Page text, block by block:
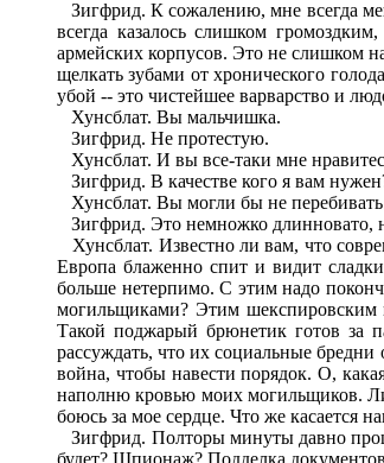
Зигфрид. К сожалению, мне всегда
всегда казалось слишком
армейских корпусов. Это не слишком
щелкать зубами от хронического
убой -- это чистейшее варварство и
Хунсблат. Вы мальчишка.
Зигфрид. Не протестую.
Хунсблат. И вы все-таки мне
Зигфрид. В качестве кого я вам
Хунсблат. Вы могли бы не
Зигфрид. Это немножко длинновато,
Хунсблат. Известно ли вам, что
Европа блаженно спит и видит
больше нетерпимо. С этим надо
могильщиками? Этим шекспировским
Такой поджарый брюнетик готов за
рассуждать, что их социальные
война, чтобы навести порядок. О,
наполню кровью моих могильщиков.
боюсь за мое сердце. Что же касается
Зигфрид. Полторы минуты давно
будет? Шпионаж? Подделка